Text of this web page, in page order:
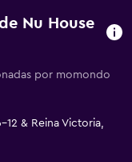
Nu House
por momondo
& Reina Victoria,